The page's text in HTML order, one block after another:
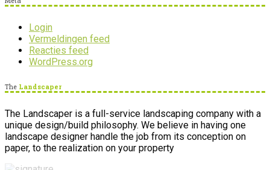
Login
Vermeldingen feed
Reacties feed
WordPress.org
The Landscaper
The Landscaper is a full-service landscaping company with a
unique design/build philosophy. We believe in having one
landscape designer handle the job from its conception on
paper, to the realization on your property